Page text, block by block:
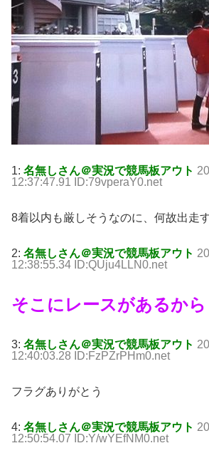
1: 名無しさん＠実況で競馬板アウト
12:37:47.91 ID:79vperaY0.net
8着以内も厳しそうなのに、何故出走
2: 名無しさん＠実況で競馬板アウト
12:38:55.34 ID:QUju4LLN0.net
そこにレースがあるから
3: 名無しさん＠実況で競馬板アウト
12:40:03.28 ID:FzPZrPHm0.net
フラグありがとう
4: 名無しさん＠実況で競馬板アウト
12:50:54.07 ID:Y/wYEfNM0.net